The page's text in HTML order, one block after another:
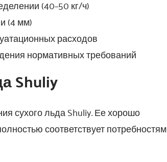
(40–50 кг/ч)
(4 мм)
расходов
нормативных требований
Shuliy
сухого льда Shuliy. Ее хорошо
соответствует потребностям